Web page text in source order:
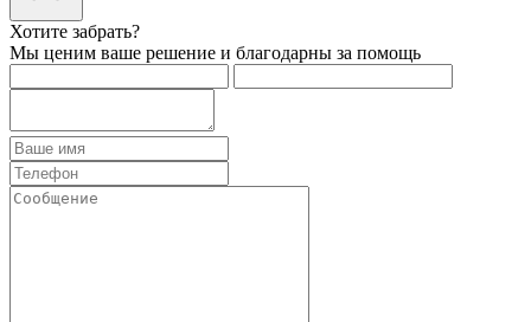
Хотите забрать?
Мы ценим ваше решение и благодарны за помощь